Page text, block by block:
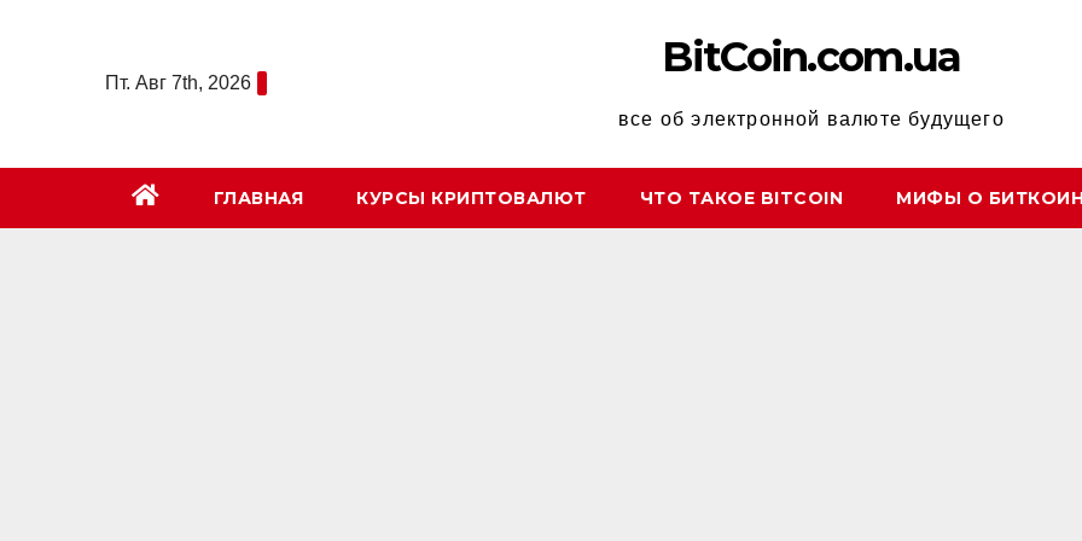
содержимомуПт. Авг 7th, 2026
BitCoin.com.ua
все об электронной валюте будущего
ГЛАВНАЯ КУРСЫ КРИПТОВАЛЮТ ЧТО ТАКОЕ BITCOIN МИФЫ О